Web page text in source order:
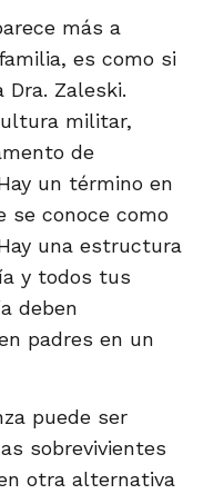
más a
es como si
Dra. Zaleski.
militar,
de
un término en
se conoce como
una estructura
y todos tus
deben
padres en un
puede ser
sobrevivientes
otra alternativa